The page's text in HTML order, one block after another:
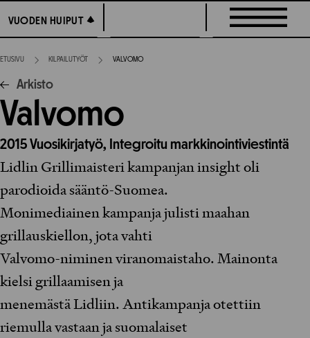
suoraan
sisältöön
VUODEN HUIPUT
VUODEN HUIPUT
ETUSIVU KILPAILUTYÖT VALVOMO
Arkisto
Valvomo
2015Vuosikirjatyö, Integroitu markkinointiviestintä
Lidlin Grillimaisteri kampanjan insight oli
parodioida sääntö-Suomea.
Monimediainen kampanja julisti maahan
grillauskiellon, jota vahti
Valvomo-niminen viranomaistaho. Mainonta
kielsi grillaamisen ja
menemästä Lidliin. Antikampanja otettiin
riemulla vastaan ja suomalaiset